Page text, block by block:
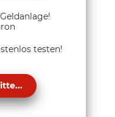
testen!